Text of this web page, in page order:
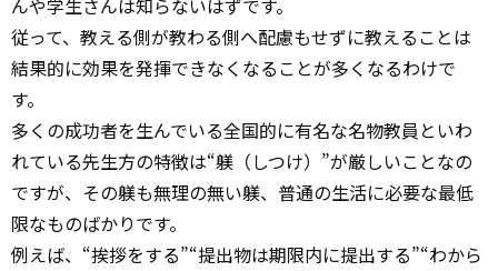
んや学生さんは知らないはずです。
従って、教える側が教わる側へ配慮もせずに教えることは
結果的に効果を発揮できなくなることが多くなるわけで
す。
多くの成功者を生んでいる全国的に有名な名物教員といわ
れている先生方の特徴は“躾（しつけ）”が厳しいことなの
ですが、その躾も無理の無い躾、普通の生活に必要な最低
限なものばかりです。
例えば、“挨拶をする”“提出物は期限内に提出する”“わから